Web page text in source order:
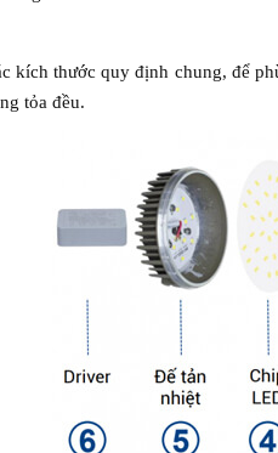
kích thước quy định chung, để
tỏa đều.